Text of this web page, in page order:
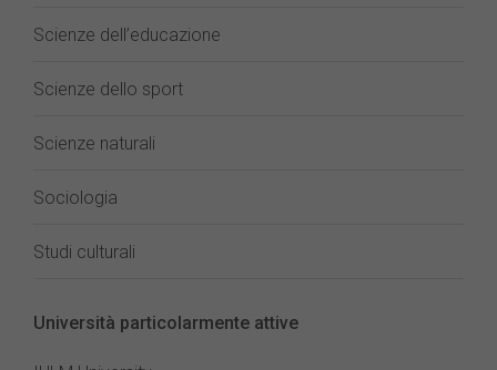
Scienze dell’educazione
Scienze dello sport
Scienze naturali
Sociologia
Studi culturali
Università particolarmente attive